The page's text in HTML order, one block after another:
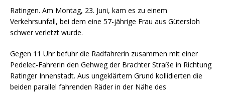
Ratingen. Am Montag, 23. Juni, kam es zu einem
Verkehrsunfall, bei dem eine 57-jährige Frau aus Gütersloh
schwer verletzt wurde.
Gegen 11 Uhr befuhr die Radfahrerin zusammen mit einer
Pedelec-Fahrerin den Gehweg der Brachter Straße in Richtung
Ratinger Innenstadt. Aus ungeklärtem Grund kollidierten die
beiden parallel fahrenden Räder in der Nähe des